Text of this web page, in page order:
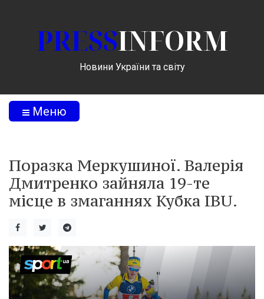
PRESSINFORM
Новини України та світу
Меню
Поразка Меркушиної. Валерія
Дмитренко зайняла 19-те
місце в змаганнях Кубка IBU.